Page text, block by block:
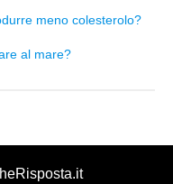
meno colesterolo?
al mare?